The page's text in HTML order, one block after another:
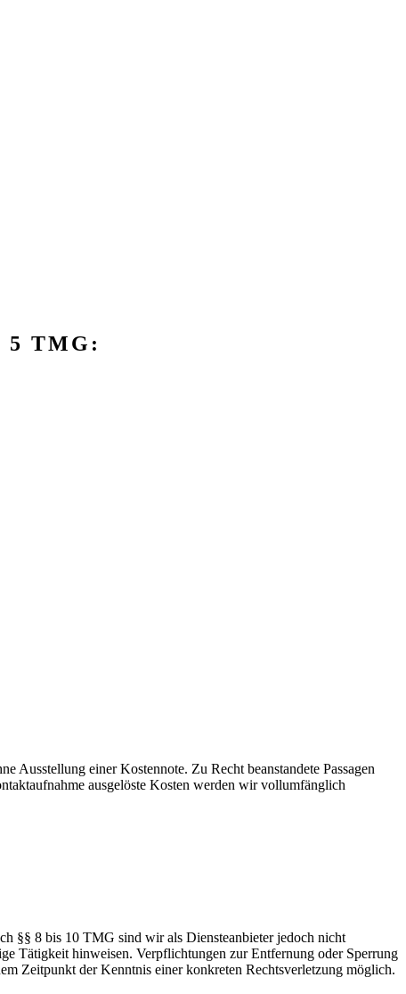
TMG:
Ausstellung einer Kostennote. Zu Recht beanstandete Passagen
ausgelöste Kosten werden wir vollumfänglich
§§ 8 bis 10 TMG sind wir als Diensteanbieter jedoch nicht
Tätigkeit hinweisen. Verpflichtungen zur Entfernung oder Sperrung
Zeitpunkt der Kenntnis einer konkreten Rechtsverletzung möglich.